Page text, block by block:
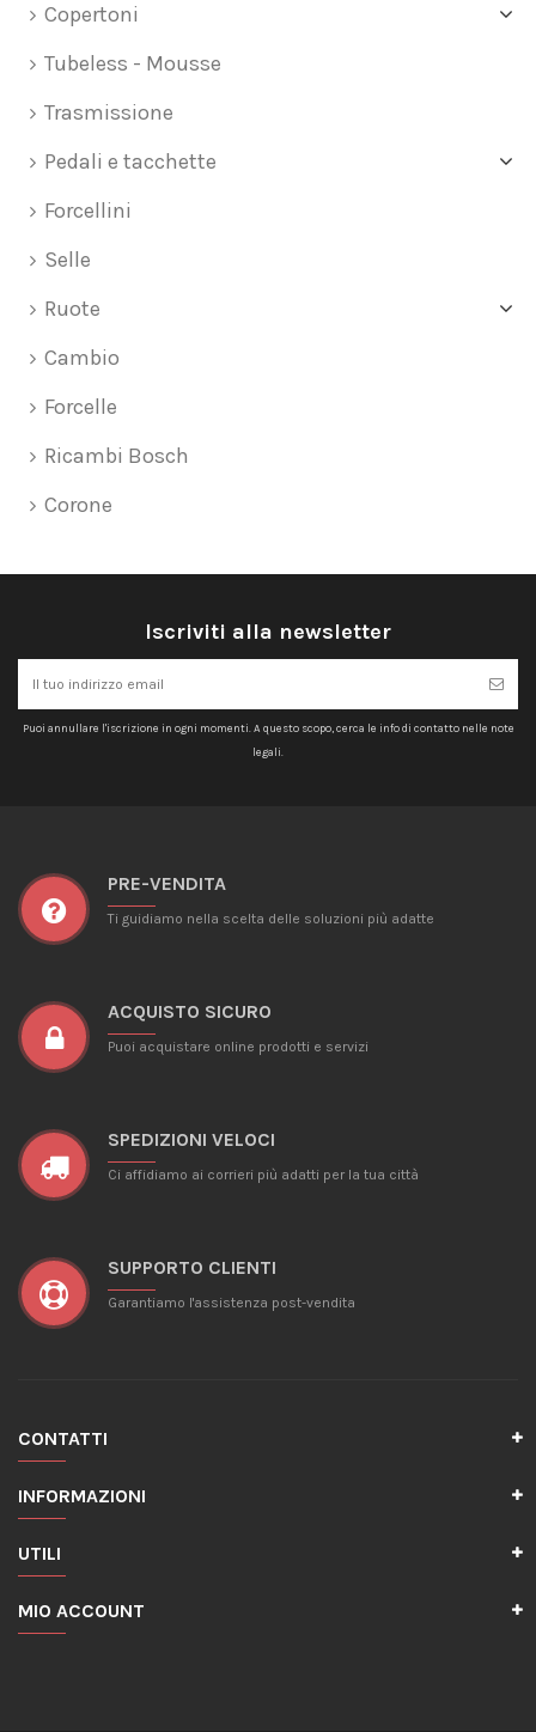
Copertoni
Tubeless - Mousse
Trasmissione
Pedali e tacchette
Forcellini
Selle
Ruote
Cambio
Forcelle
Ricambi Bosch
Corone
Iscriviti alla newsletter
Puoi annullare l'iscrizione in ogni momenti. A questo scopo, cerca le info di contatto nelle note
legali.
PRE-VENDITA
Ti guidiamo nella scelta delle soluzioni più adatte
ACQUISTO SICURO
Puoi acquistare online prodotti e servizi
SPEDIZIONI VELOCI
Ci affidiamo ai corrieri più adatti per la tua città
SUPPORTO CLIENTI
Garantiamo l'assistenza post-vendita
CONTATTI
INFORMAZIONI
UTILI
MIO ACCOUNT